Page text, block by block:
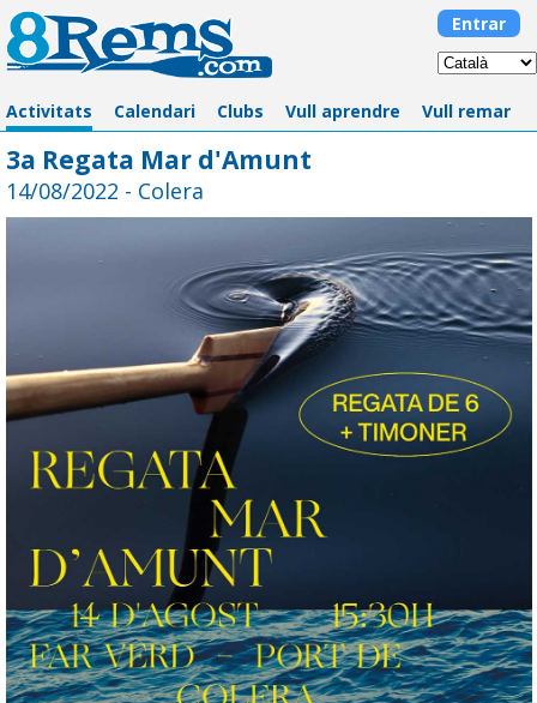
3a Regata Mar d'Amunt
14/08/2022 - Colera
Entrar
Activitats Calendari Clubs Vull aprendre Vull remar